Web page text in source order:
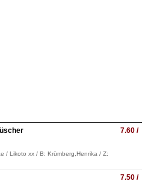
7.60 /
/ Likoto xx / B: Krümberg,Henrika / Z:
7.50 /